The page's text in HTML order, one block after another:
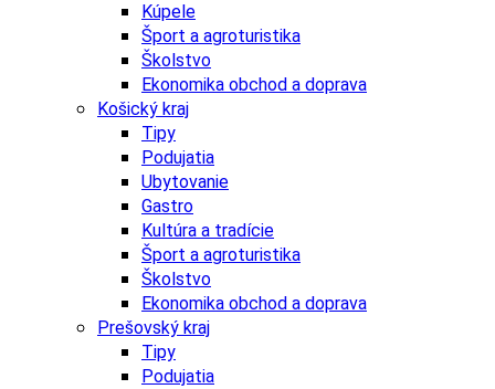
Kúpele
Šport a agroturistika
Školstvo
Ekonomika obchod a doprava
Košický kraj
Tipy
Podujatia
Ubytovanie
Gastro
Kultúra a tradície
Šport a agroturistika
Školstvo
Ekonomika obchod a doprava
Prešovský kraj
Tipy
Podujatia